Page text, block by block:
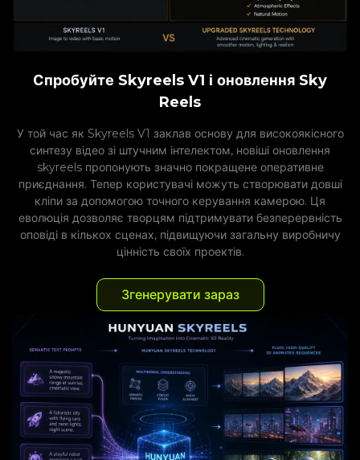
Спробуйте Skyreels V1 і оновлення Sky
Reels
У той час як Skyreels V1 заклав основу для високоякісного
синтезу відео зі штучним інтелектом, новіші оновлення
skyreels пропонують значно покращене оперативне
приєднання. Тепер користувачі можуть створювати довші
кліпи за допомогою точного керування камерою. Ця
еволюція дозволяє творцям підтримувати безперервність
оповіді в кількох сценах, підвищуючи загальну виробничу
цінність своїх проектів.
Згенерувати зараз